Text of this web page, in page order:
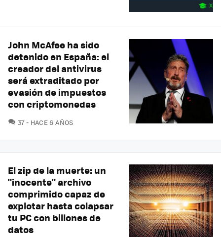
John McAfee ha sido
detenido en España: el
creador del antivirus
será extraditado por
evasión de impuestos
con criptomonedas
37COMENTARIOS
HACE 6 AÑOS
El zip de la muerte: un
"inocente" archivo
comprimido capaz de
explotar hasta colapsar
tu PC con billones de
datos